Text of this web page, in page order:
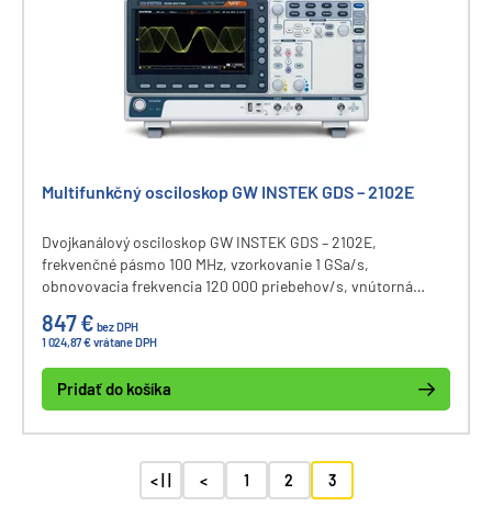
Multifunkčný osciloskop GW INSTEK GDS – 2102E
Dvojkanálový osciloskop GW INSTEK GDS – 2102E,
frekvenčné pásmo 100 MHz, vzorkovanie 1 GSa/s,
obnovovacia frekvencia 120 000 priebehov/s, vnútorná
funkcí, segmentovaná pamäť, FFT analýza, filtrovanie a
datalogging signálov, 8” LCD displej, komunikačné rozhranie
USB, LAN, dekódovanie zberníc I2C, SPI, UART, CAN, LIN.
847 € bez DPH
1 024,87 € vrátane DPH
Pridať do košíka
< | | < 1 2 3